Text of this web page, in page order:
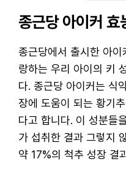
종근당 아이커 효
종근당에서 출시한 아
랑하는 우리 아이의 키
다. 종근당 아이커는 식
장에 도움이 되는 황기
다고 합니다. 이 성분들
가 섭취한 결과 그렇지
약 17%의 척추 성장 결